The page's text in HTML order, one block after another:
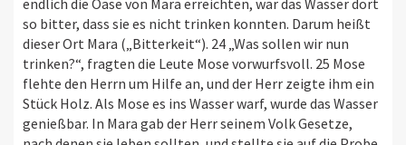
so bitter, dass sie es nicht trinken konnten. Darum heißt
dieser Ort Mara („Bitterkeit“). 24 „Was sollen wir nun
trinken?“, fragten die Leute Mose vorwurfsvoll. 25 Mose
flehte den Herrn um Hilfe an, und der Herr zeigte ihm ein
Stück Holz. Als Mose es ins Wasser warf, wurde das Wasser
genießbar. In Mara gab der Herr seinem Volk Gesetze,